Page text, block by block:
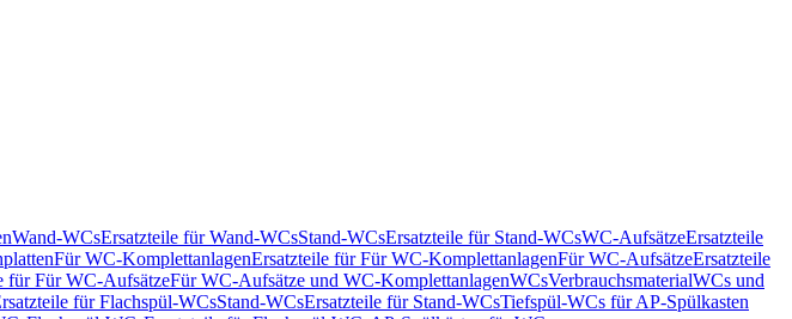
Wand-WCsErsatzteile für Wand-WCsStand-WCsErsatzteile für Stand-WCsWC-AufsätzeErsatzteile
Für WC-KomplettanlagenErsatzteile für Für WC-KomplettanlagenFür WC-AufsätzeErsatzteile
für Für WC-AufsätzeFür WC-Aufsätze und WC-KomplettanlagenWCsVerbrauchsmaterialWCs und
für Flachspül-WCsStand-WCsErsatzteile für Stand-WCsTiefspül-WCs für AP-Spülkasten